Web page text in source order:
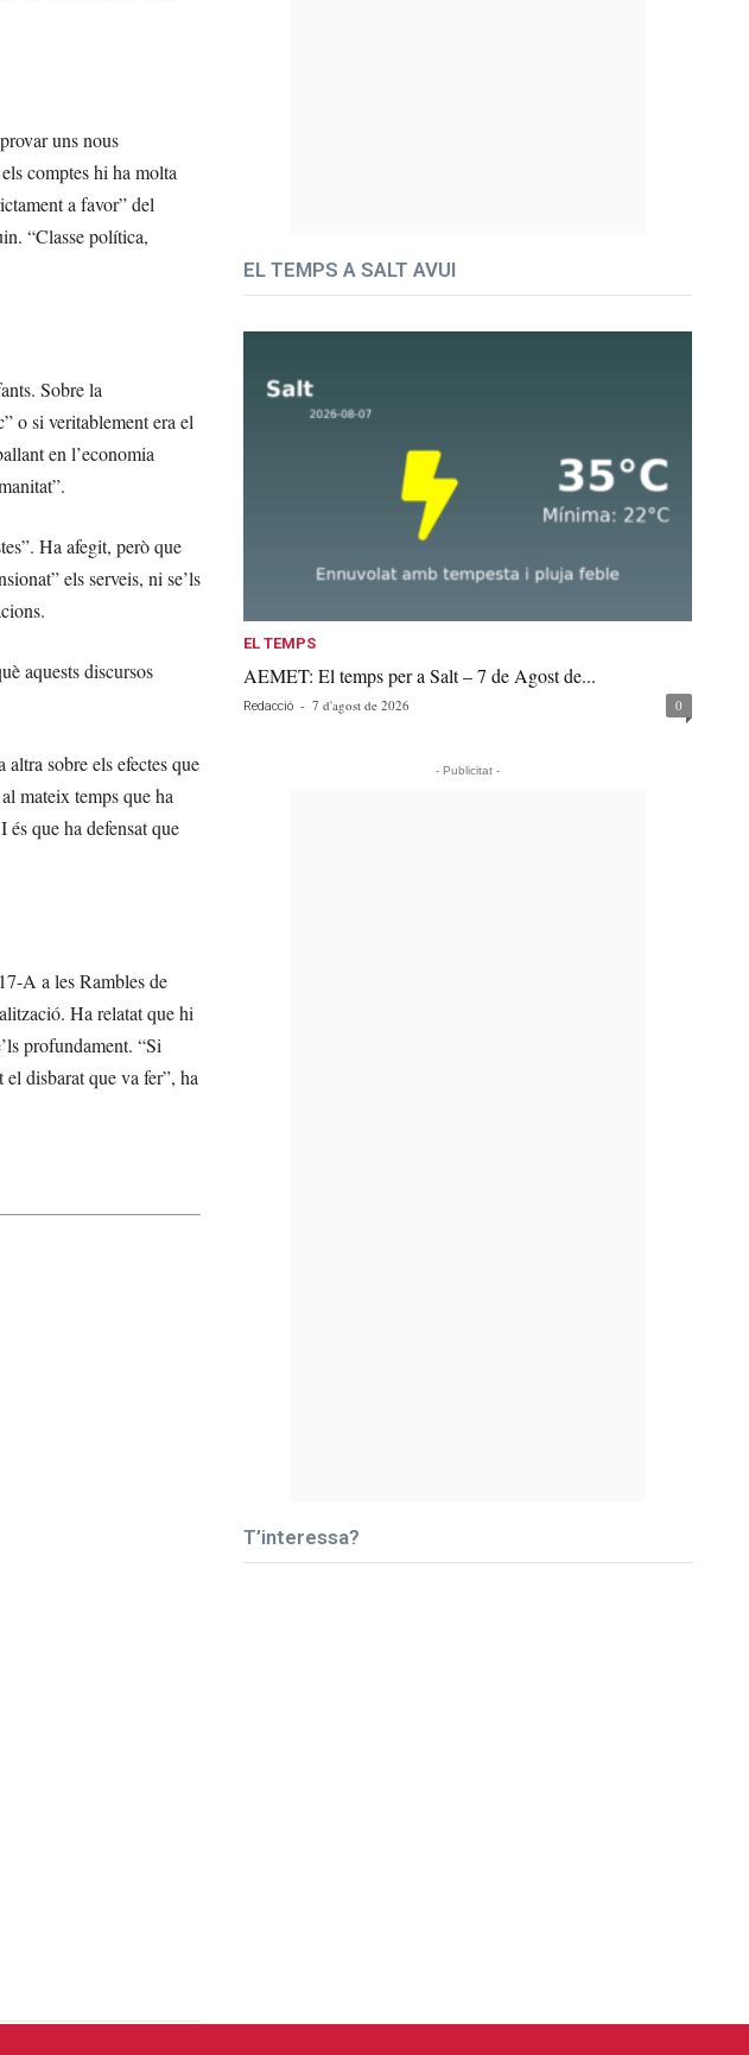
uns nous
comptes hi ha molta
a favor” del
“Classe política,
Sobre la
o si veritablement era el
en l’economia
Ha afegit, però que
els serveis, ni se’ls
aquests discursos
sobre els efectes que
mateix temps que ha
és que ha defensat que
A a les Rambles de
Ha relatat que hi
profundament. “Si
disbarat que va fer”, ha
EL TEMPS A SALT AVUI
EL TEMPS
AEMET: El temps per a Salt – 7 de Agost de...
Redacció - 7 d'agost de 2026 0
- Publicitat -
T’interessa?